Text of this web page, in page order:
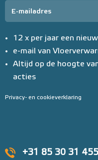
+31 85 30 31 455
12 x per jaar een
e-mail van
Altijd op de hoogte
acties
Privacy- en cookieverklaring